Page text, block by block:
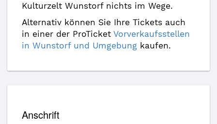
Kulturzelt Wunstorf nichts im Wege.
Alternativ können Sie Ihre Tickets auch
in einer der ProTicket Vorverkaufsstellen
in Wunstorf und Umgebung kaufen.
Anschrift